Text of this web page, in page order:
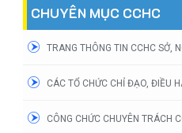
CHUYÊN MỤC CCHC
TRANG THÔNG TIN CCHC SỞ,
CÁC TỔ CHỨC CHỈ ĐẠO, ĐIỀU
CÔNG CHỨC CHUYÊN TRÁCH